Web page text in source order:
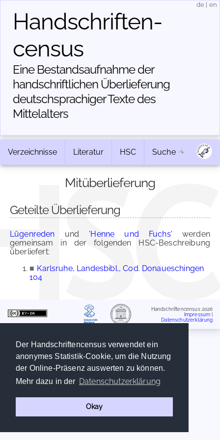
Der Handschriftencensus verwendet ein
anonymes Statistik-Cookie, um die Nutzung
der Online-Präsenz auswerten zu können.
Mehr dazu in der Datenschutzerklärung
Okay
Handschriften­
census
Eine Bestandsaufnahme der
handschriftlichen Über­lieferung
deutschsprachiger Texte des
Mittelalters
de en
Verzeichnisse Literatur HSC Suche
Mitüberlieferung
Geteilte Überlieferung
Lügenreden und 'Henne und Fuchs' werden
gemeinsam in der folgenden HSC-Beschreibung
überliefert:
■ Karlsruhe, Landesbibl., Cod. Donaueschingen
104
Handschriftencensus 2026
Impressum
Datenschutzerklärung